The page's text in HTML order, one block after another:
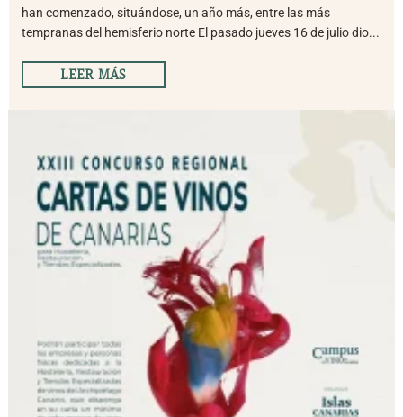
han comenzado, situándose, un año más, entre las más
tempranas del hemisferio norte El pasado jueves 16 de julio dio...
LEER MÁS